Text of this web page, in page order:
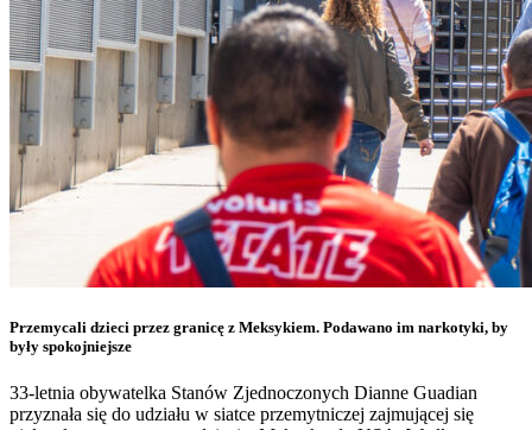
Przemycali dzieci przez granicę z Meksykiem. Podawano im narkotyki, by
były spokojniejsze
33-letnia obywatelka Stanów Zjednoczonych Dianne Guadian
przyznała się do udziału w siatce przemytniczej zajmującej się